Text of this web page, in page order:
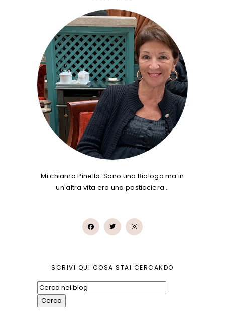
Mi chiamo Pinella. Sono una Biologa ma in
un'altra vita ero una pasticciera…
SCRIVI QUI COSA STAI CERCANDO